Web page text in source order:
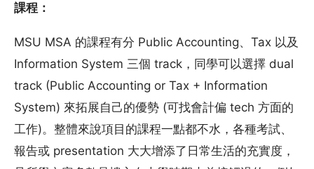
課程：
MSU MSA 的課程有分 Public Accounting、Tax 以及
Information System 三個 track，同學可以選擇 dual
track (Public Accounting or Tax + Information
System) 來拓展自己的優勢 (可找會計偏 tech 方面的
工作)。整體來說項目的課程一點都不水，各種考試、
報告或 presentation 大大增添了日常生活的充實度，